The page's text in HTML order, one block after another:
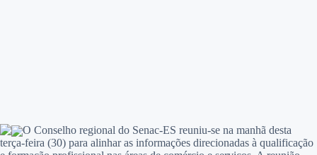
O Conselho regional do Senac-ES reuniu-se na manhã desta
terça-feira (30) para alinhar as informações direcionadas à qualificação